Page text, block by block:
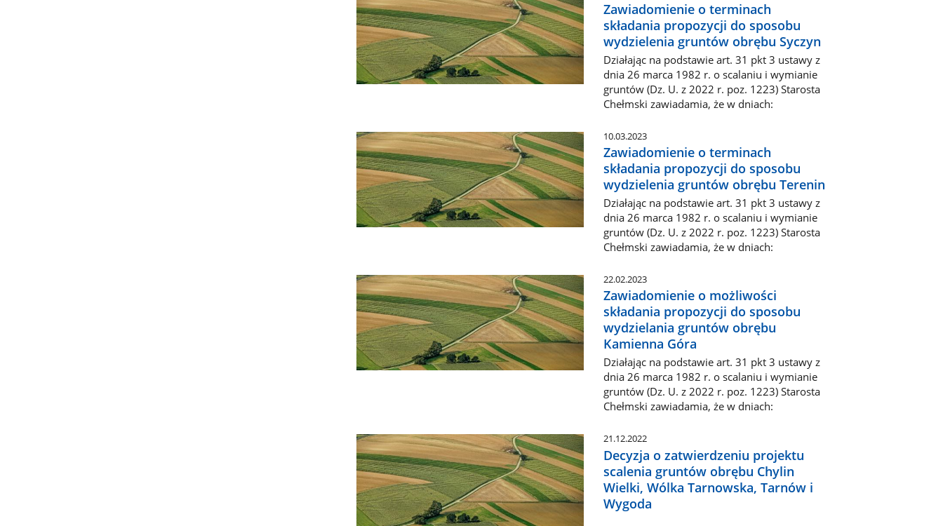
Zawiadomienie o terminach
składania propozycji do sposobu
wydzielenia gruntów obrębu Syczyn
Działając na podstawie art. 31 pkt 3 ustawy z
dnia 26 marca 1982 r. o scalaniu i wymianie
gruntów (Dz. U. z 2022 r. poz. 1223) Starosta
Chełmski zawiadamia, że w dniach:
10.03.2023
Zawiadomienie o terminach
składania propozycji do sposobu
wydzielenia gruntów obrębu Terenin
Działając na podstawie art. 31 pkt 3 ustawy z
dnia 26 marca 1982 r. o scalaniu i wymianie
gruntów (Dz. U. z 2022 r. poz. 1223) Starosta
Chełmski zawiadamia, że w dniach:
22.02.2023
Zawiadomienie o możliwości
składania propozycji do sposobu
wydzielania gruntów obrębu
Kamienna Góra
Działając na podstawie art. 31 pkt 3 ustawy z
dnia 26 marca 1982 r. o scalaniu i wymianie
gruntów (Dz. U. z 2022 r. poz. 1223) Starosta
Chełmski zawiadamia, że w dniach:
21.12.2022
Decyzja o zatwierdzeniu projektu
scalenia gruntów obrębu Chylin
Wielki, Wólka Tarnowska, Tarnów i
Wygoda